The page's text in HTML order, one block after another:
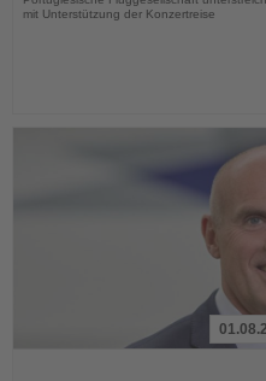
mit Unterstützung der Konzertreise